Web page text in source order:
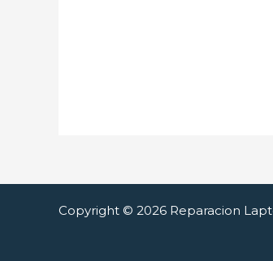
Copyright © 2026 Reparacion